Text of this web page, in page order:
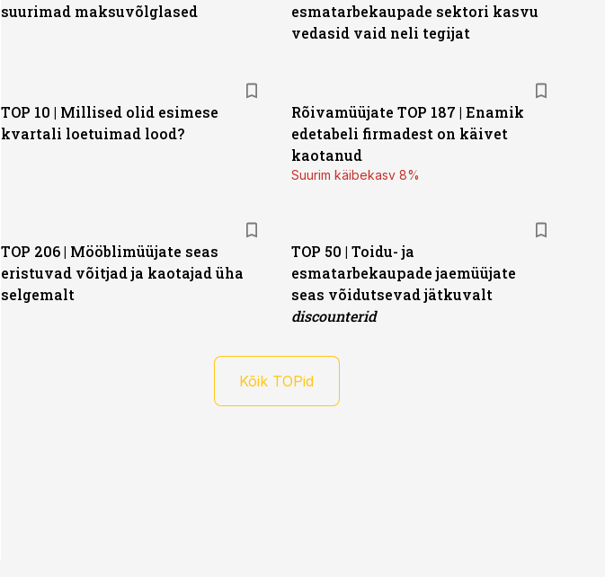
suurimad maksuvõlglased
esmatarbekaupade sektori kasvu
vedasid vaid neli tegijat
TOP 10 | Millised olid esimese
kvartali loetuimad lood?
Rõivamüüjate TOP 187 | Enamik
edetabeli firmadest on käivet
kaotanud
Suurim käibekasv 8%
TOP 206 | Mööblimüüjate seas
eristuvad võitjad ja kaotajad üha
selgemalt
TOP 50 | Toidu- ja
esmatarbekaupade jaemüüjate
seas võidutsevad jätkuvalt
discounterid
Kõik TOPid